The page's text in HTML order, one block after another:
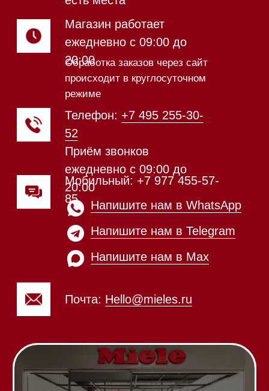
Напишите нам в WhatsApp
Напишите нам в Max
Магазин расположен по
адресу: Новорижское шоссе,
17-й километр, 2
Обработка заказов через сайт
происходит в круглосуточном
режиме
Магазин работает
ежедневно с 09:00 до
Мобильный: +7 977 455-57-
Телефон: +7 812 245-33-
Приём звонков
ежедневно с 09:00 до
20:00
Магазин в Санкт-Петербурге